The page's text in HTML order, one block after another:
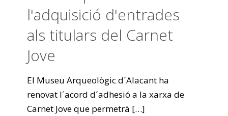
l'adquisició d'entrades
als titulars del Carnet
Jove
El Museu Arqueològic d´Alacant ha
renovat l´acord d´adhesió a la xarxa de
Carnet Jove que permetrà […]